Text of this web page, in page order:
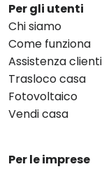
Per gli utenti
Chi siamo
Come funziona
Assistenza clienti
Trasloco casa
Fotovoltaico
Vendi casa
Per le imprese